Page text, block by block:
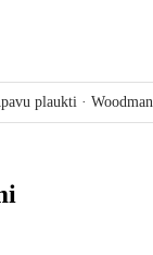
plaukti · Woodman